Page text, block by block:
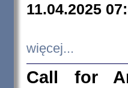
11.04.2025
więcej...
Call for